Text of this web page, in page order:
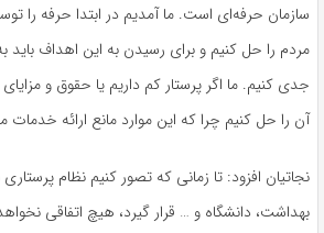
سازمان حرفه‌ای است. ما آمدیم در ابتدا حرفه را
مردم را حل کنیم و برای رسیدن به این اهداف
جدی کنیم. ما اگر پرستار کم داریم یا حقوق و
آن را حل کنیم چرا که این موارد مانع ارائه
نجاتیان افزود: تا زمانی که تصور کنیم نظام پرستاری
بهداشت، دانشگاه و … قرار گیرد، هیچ اتفاقی